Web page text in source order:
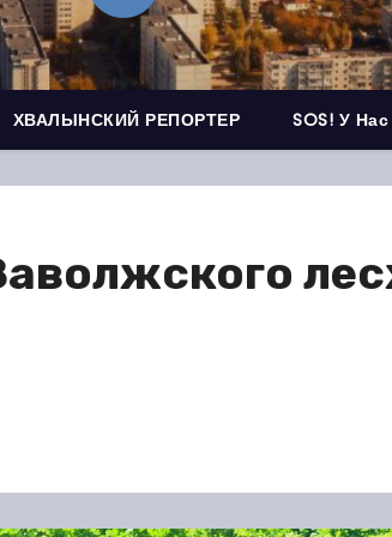
ХВАЛЫНСКИЙ РЕПОРТЕР SOS! У